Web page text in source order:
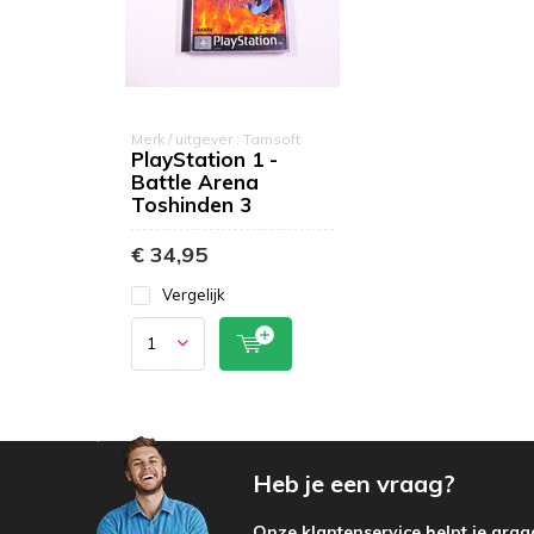
Merk / uitgever : Tamsoft
PlayStation 1 -
Battle Arena
Toshinden 3
€ 34,95
Vergelijk
Heb je een vraag?